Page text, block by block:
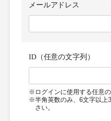
メールアドレス
ID（任意の文字列）
※ログインに使用する任意の
※半角英数のみ、6文字以上
さい。